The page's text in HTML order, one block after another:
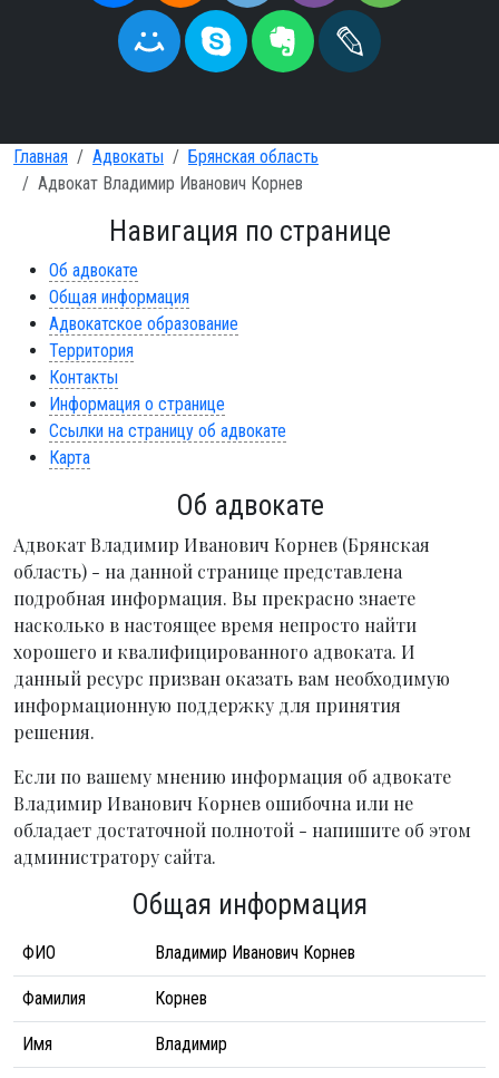
Главная Адвокаты
Брянская область
Адвокат Владимир Иванович Корнев
Навигация по странице
Об адвокате
Общая информация
Адвокатское образование
Территория
Контакты
Информация о странице
Ссылки на страницу об адвокате
Карта
Об адвокате
Адвокат Владимир Иванович Корнев (Брянская
область) - на данной странице представлена
подробная информация. Вы прекрасно знаете
насколько в настоящее время непросто найти
хорошего и квалифицированного адвоката. И
данный ресурс призван оказать вам необходимую
информационную поддержку для принятия
решения.
Если по вашему мнению информация об адвокате
Владимир Иванович Корнев ошибочна или не
обладает достаточной полнотой - напишите об этом
администратору сайта.
Общая информация
ФИО Владимир Иванович Корнев
Фамилия Корнев
Имя Владимир